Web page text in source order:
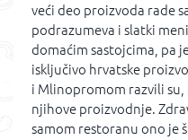
veći deo proizvoda rade
podrazumeva i slatki
domaćim sastojcima, pa
isključivo hrvatske
i Mlinopromom razvili
njihove proizvodnje.
samom restoranu ono je